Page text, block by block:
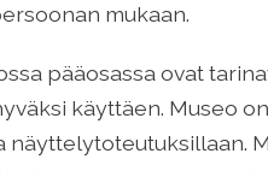
mukaan.
pääosassa ovat
käyttäen. Museo
näyttelytoteutuksillaan.